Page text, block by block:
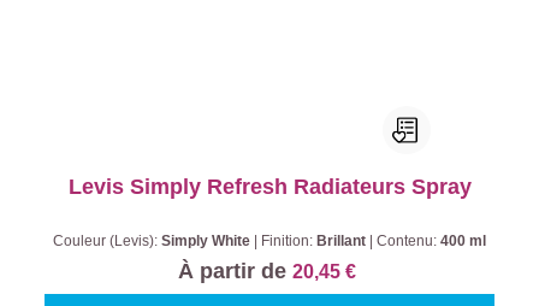
Levis Simply Refresh Radiateurs Spray
Couleur (Levis): Simply White Finition: Brillant Contenu: 400 ml
À partir de 20,45 €